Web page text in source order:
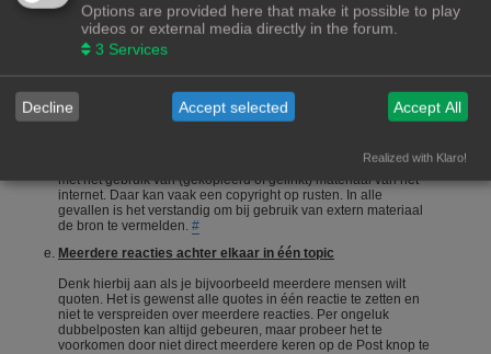
Vragen stellen is 1 van de meeste gebruikte acties op een
forum. Echter is het bij een hobby als 3Dprinten ook van
belang dat de vragensteller naast het duidelijk formuleren van
zijn/haar vraag, ook aangeeft wat hij/zij zelf al heeft gedaan,
heeft opgezocht of heeft geconstateerd. Het wordt erg
gewaardeerd als je zelf meedenkt.#
Foto's en plaatjes
materiaal zal nooit een probleem zijn. Wees echter voorzichtig
met het gebruik van (gekopieerd of gelinkt) materiaal van het
internet. Daar kan vaak een copyright op rusten. In alle
gevallen is het verstandig om bij gebruik van extern materiaal
de bron te vermelden. #
Meerdere reacties achter elkaar in één topic
Denk hierbij aan als je bijvoorbeeld meerdere mensen wilt
quoten. Het is gewenst alle quotes in één reactie te zetten en
niet te verspreiden over meerdere reacties. Per ongeluk
dubbelposten kan altijd gebeuren, maar probeer het te
voorkomen door niet direct meerdere keren op de Post knop te
Options are provided here that make it possible to play
videos or external media directly in the forum.
3 Services
Decline Accept selected Accept All
Realized with Klaro!